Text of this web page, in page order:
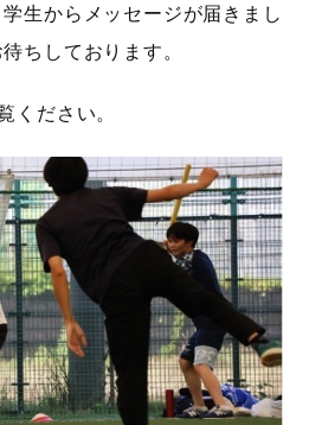
生からメッセージが届きまし
ちしております。
ください。